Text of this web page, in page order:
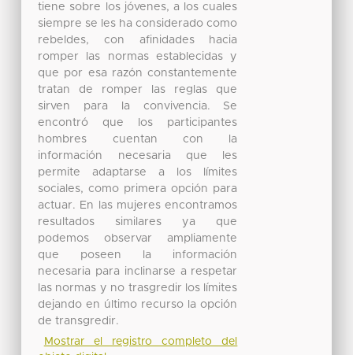
tiene sobre los jóvenes, a los cuales
siempre se les ha considerado como
rebeldes, con afinidades hacia
romper las normas establecidas y
que por esa razón constantemente
tratan de romper las reglas que
sirven para la convivencia. Se
encontró que los participantes
hombres cuentan con la
información necesaria que les
permite adaptarse a los límites
sociales, como primera opción para
actuar. En las mujeres encontramos
resultados similares ya que
podemos observar ampliamente
que poseen la información
necesaria para inclinarse a respetar
las normas y no trasgredir los límites
dejando en último recurso la opción
de transgredir.
Mostrar el registro completo del